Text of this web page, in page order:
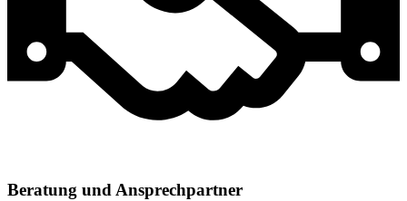
Beratung und Ansprechpartner